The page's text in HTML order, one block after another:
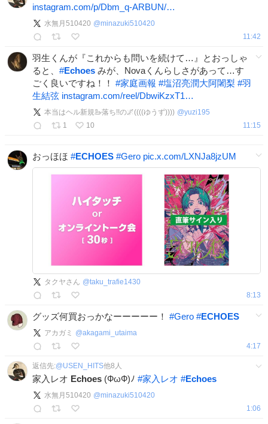
instagram.com/p/Dbm_q-ARBUN/…
水無月510420 @minazuki510420
11:42
羽生くんが『これからも問いを続けて…』とおっしゃ
ると、 #Echoes みが、Novaくんらしさがあって…す
ごく良いですね！！ #家庭画報 #塩沼亮潤大阿闍梨 #羽
生結弦 instagram.com/reel/DbwiKzxT1…
本当はヘル新規🦢落ち!!の🌌((((ゆうず)))) @yuzi195
1
10 11:15
おっほほ #ECHOES #Gero pic.x.com/LXNJa8jzUM
タクヤさん @taku_trafie1430
8:13
グッズ何買おっかなーーーーー！ #Gero #ECHOES
アカガミ @akagami_utaima
4:17
返信先:@USEN_HITS他8 人
家入レオ Echoes (ФωФ)ﾉ #家入レオ #Echoes
水無月510420 @minazuki510420
1:06